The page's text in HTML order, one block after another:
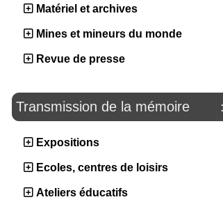
Matériel et archives
Mines et mineurs du monde
Revue de presse
Transmission de la mémoire
Expositions
Ecoles, centres de loisirs
Ateliers éducatifs